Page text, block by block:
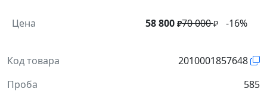
Цена 58 800 ₽70 000₽ -16%
Код товара
2010001857648
Проба
585